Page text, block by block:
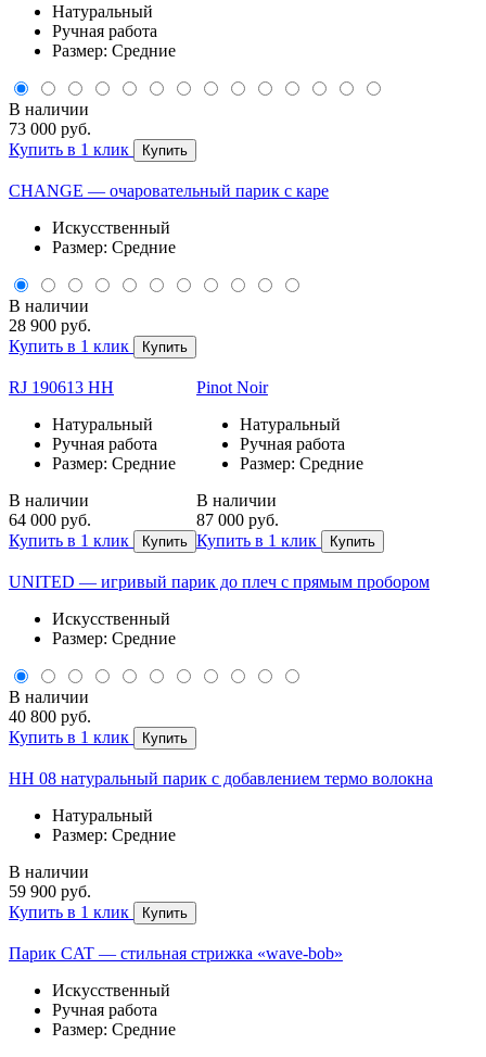
Натуральный
Ручная работа
Размер: Средние
В наличии
73 000 руб.
Купить в 1 клик
Купить
CHANGE — очаровательный парик с каре
Искусственный
Размер: Средние
В наличии
28 900 руб.
Купить в 1 клик
Купить
RJ 190613 НН
Натуральный
Ручная работа
Размер: Средние
В наличии
64 000 руб.
Купить в 1 клик
Купить
Pinot Noir
Натуральный
Ручная работа
Размер: Средние
В наличии
87 000 руб.
Купить в 1 клик
Купить
UNITED — игривый парик до плеч с прямым пробором
Искусственный
Размер: Средние
В наличии
40 800 руб.
Купить в 1 клик
Купить
HH 08 натуральный парик с добавлением термо волокна
Натуральный
Размер: Средние
В наличии
59 900 руб.
Купить в 1 клик
Купить
Парик CAT — стильная стрижка «wave-bob»
Искусственный
Ручная работа
Размер: Средние